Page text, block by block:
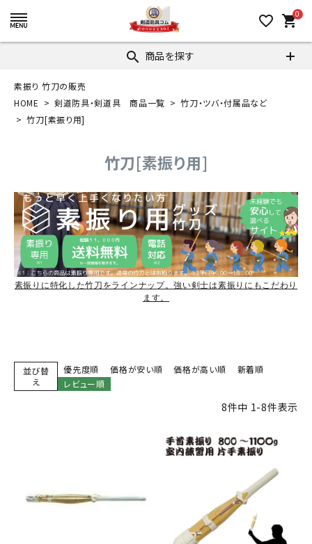
favorite_border 0
shopping_cart
search 商品を探す
素振り 竹刀の販売
HOME
剣道防具・剣道具 商品一覧
竹刀・ツバ・付属品など
竹刀[素振り用]
竹刀[素振り用]
素振りに特化した竹刀をラインナップ。強い剣士は素振りにもこだわり
ます。
並び替
え
優先度順 価格が安い順 価格が高い順
新着順
レビュー順
8件中 1-8件表示